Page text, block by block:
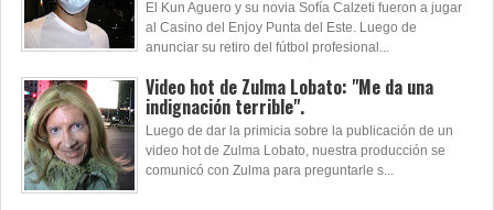
El Kun Aguero y su novia Sofía Calzeti fueron a jugar
al Casino del Enjoy Punta del Este. Luego de
anunciar su retiro del fútbol profesional...
Video hot de Zulma Lobato: "Me da una
indignación terrible".
Luego de dar la primicia sobre la publicación de un
video hot de Zulma Lobato, nuestra producción se
comunicó con Zulma para preguntarle s...